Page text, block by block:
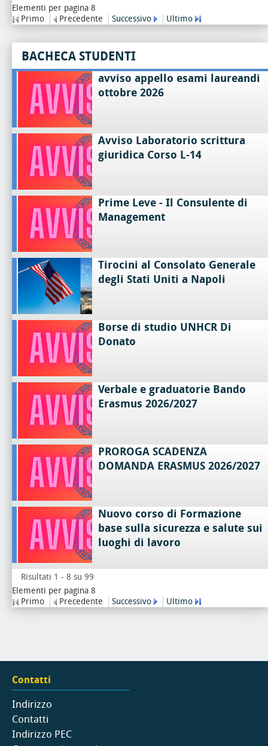
Elementi per pagina 8
Primo
Precedente Successivo Ultimo
BACHECA STUDENTI
avviso appello esami laureandi
ottobre 2026
Avviso Laboratorio scrittura
giuridica Corso L-14
Prime Leve - Il Consulente di
Management
Tirocini al Consolato Generale
degli Stati Uniti a Napoli
Borse di studio UNHCR Di
Donato
Verbale e graduatorie Bando
Erasmus 2026/2027
PROROGA SCADENZA
DOMANDA ERASMUS 2026/2027
Nuovo corso di Formazione
base sulla sicurezza e salute sui
luoghi di lavoro
Risultati 1 - 8 su 99
Elementi per pagina 8
Primo
Precedente Successivo Ultimo
Contatti
Indirizzo
Contatti
Indirizzo PEC